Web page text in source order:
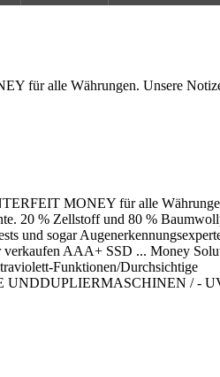
alle Währungen. Unsere
MONEY für alle
20 % Zellstoff und 80 %
und sogar
AAA+ SSD ... Money
Funktionen/Durchsichtige
UNDDUPLIERMASCHINEN / -